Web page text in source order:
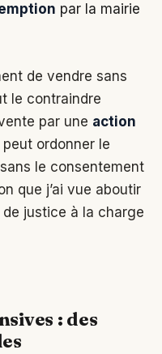
par la mairie
de vendre sans
le contraindre
par une action
ordonner le
le consentement
que j’ai vue aboutir
justice à la charge
: des